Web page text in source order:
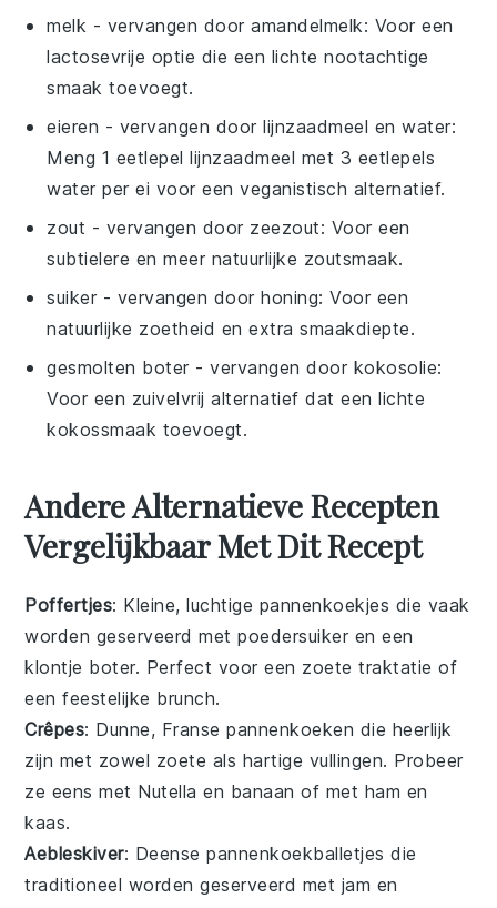
melk - vervangen dooramandelmelk: Voor een
lactosevrije optie die een lichte nootachtige
smaak toevoegt.
eieren - vervangen doorlijnzaadmeel en water:
Meng 1 eetlepel lijnzaadmeel met 3 eetlepels
water per ei voor een veganistisch alternatief.
zout - vervangen door zeezout: Voor een
subtielere en meer natuurlijke zoutsmaak.
suiker - vervangen doorhoning: Voor een
natuurlijke zoetheid en extra smaakdiepte.
gesmolten boter - vervangen door kokosolie:
Voor een zuivelvrij alternatief dat een lichte
kokossmaak toevoegt.
Andere Alternatieve Recepten
Vergelijkbaar Met Dit Recept
Poffertjes: Kleine, luchtige pannenkoekjes die vaak
worden geserveerd met poedersuiker en een
klontje boter. Perfect voor een zoete traktatie of
een feestelijke brunch.
Crêpes: Dunne, Fransepannenkoeken die heerlijk
zijn met zowel zoete als hartige vullingen. Probeer
ze eens met Nutella en banaan of met ham en
kaas.
Aebleskiver: Deensepannenkoekballetjes die
traditioneel worden geserveerd met jam en